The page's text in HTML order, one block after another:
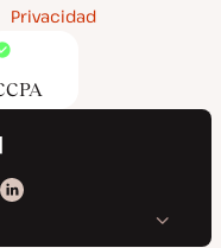
Privacidad
Kinsta